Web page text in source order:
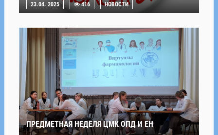
23.04. 2025 416 НОВОСТИ
ПРЕДМЕТНАЯ НЕДЕЛЯ ЦМК ОПД И ЕН